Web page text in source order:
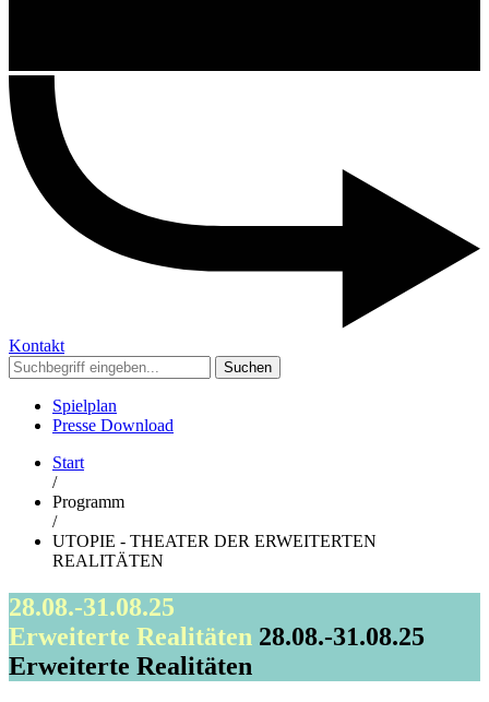
Kontakt
Suchen
Spielplan
Presse Download
Start
/
Programm
/
UTOPIE - THEATER DER ERWEITERTEN
REALITÄTEN
28.08.-31.08.25
Erweiterte Realitäten 28.08.-31.08.25
Erweiterte Realitäten